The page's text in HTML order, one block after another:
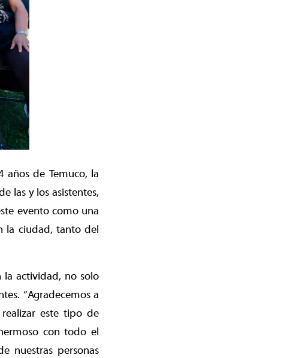
de Temuco, la
las y los asistentes,
evento como una
la ciudad, tanto del
la actividad, no solo
“Agradecemos a
este tipo de
con todo el
nuestras personas